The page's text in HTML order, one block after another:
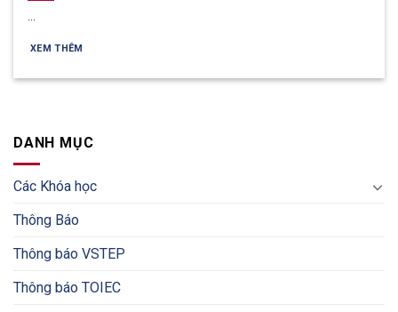
XEM THÊM
DANH MỤC
Các Khóa học
Thông Báo
Thông báo VSTEP
Thông báo TOIEC